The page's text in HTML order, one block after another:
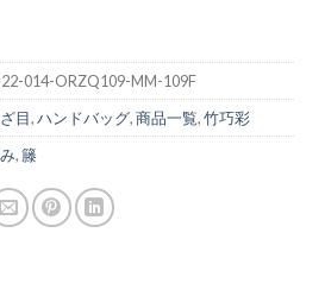
014-ORZQ109-MM-109F
目,ハンドバッグ,商品一覧,竹巧彩
,籐